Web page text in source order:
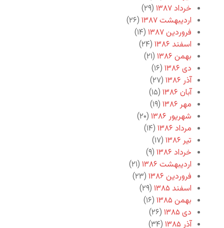
خرداد ۱۳۸۷
(۲۹)
اردیبهشت ۱۳۸۷
(۲۶)
فروردین ۱۳۸۷
(۱۴)
اسفند ۱۳۸۶
(۲۴)
بهمن ۱۳۸۶
(۲۱)
دی ۱۳۸۶
(۱۶)
آذر ۱۳۸۶
(۲۷)
آبان ۱۳۸۶
(۱۵)
مهر ۱۳۸۶
(۱۹)
شهریور ۱۳۸۶
(۲۰)
مرداد ۱۳۸۶
(۱۴)
تیر ۱۳۸۶
(۱۷)
خرداد ۱۳۸۶
(۹)
اردیبهشت ۱۳۸۶
(۲۱)
فروردین ۱۳۸۶
(۲۳)
اسفند ۱۳۸۵
(۲۹)
بهمن ۱۳۸۵
(۱۶)
دی ۱۳۸۵
(۲۶)
آذر ۱۳۸۵
(۳۴)